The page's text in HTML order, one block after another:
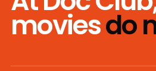
moviesdo